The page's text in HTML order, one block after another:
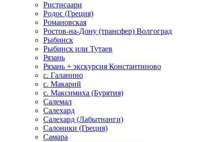
Ристисаари
Родос (Греция)
Романовская
Ростов-на-Дону (трансфер) Волгоград
Рыбинск
Рыбинск или Тутаев
Рязань
Рязань + экскурсия Константиново
с. Галанино
с. Макарий
с. Максимиха (Бурятия)
Салемал
Салехард
Салехард (Лабытнанги)
Салоники (Греция)
Самара